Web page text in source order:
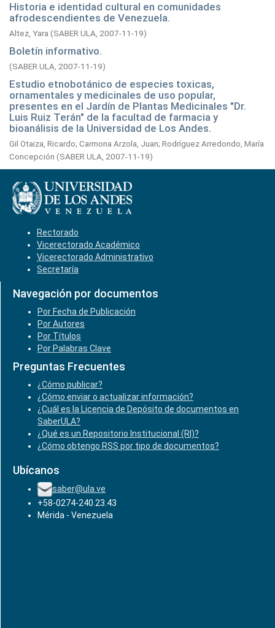
Historia e identidad cultural en comunidades
afrodescendientes de Venezuela.
Altez, Yara (SABER ULA, 2007-11-19)
Boletín informativo.
(SABER ULA, 2007-11-19)
Estudio etnobotánico de especies toxicas,
ornamentales y medicinales de uso popular,
presentes en el Jardín de Plantas Medicinales "Dr.
Luis Ruiz Terán" de la facultad de farmacia y
bioanálisis de la Universidad de Los Andes.
Gil Otaiza, Ricardo; Carmona Arzola, Juan; Rodríguez Arredondo, María
Concepción (SABER ULA, 2007-11-19)
Rectorado
Vicerectorado Académico
Vicerectorado Administrativo
Secretaría
Navegación por documentos
Por Fecha de Publicación
Por Autores
Por Títulos
Por Palabras Clave
Preguntas Frecuentes
¿Cómo publicar?
¿Cómo enviar o actualizar información?
¿Cuál es la Licencia de Depósito de documentos en
SaberULA?
¿Qué es un Repositorio Institucional (RI)?
¿Cómo obtengo RSS por tipo de documentos?
Ubícanos
saber@ula.ve
+58-0274-240.23.43
Mérida - Venezuela